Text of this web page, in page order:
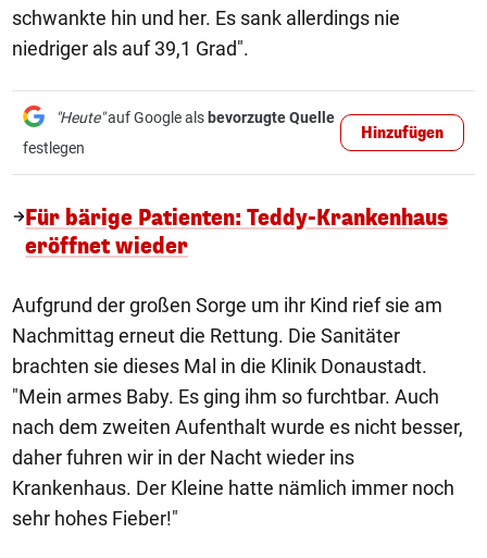
schwankte hin und her. Es sank allerdings nie
niedriger als auf 39,1 Grad".
"Heute"auf Google als bevorzugte Quelle
festlegen
Hinzufügen
Für bärige Patienten: Teddy-Krankenhaus
eröffnet wieder
Aufgrund der großen Sorge um ihr Kind rief sie am
Nachmittag erneut die Rettung. Die Sanitäter
brachten sie dieses Mal in die Klinik Donaustadt.
"Mein armes Baby. Es ging ihm so furchtbar. Auch
nach dem zweiten Aufenthalt wurde es nicht besser,
daher fuhren wir in der Nacht wieder ins
Krankenhaus. Der Kleine hatte nämlich immer noch
sehr hohes Fieber!"